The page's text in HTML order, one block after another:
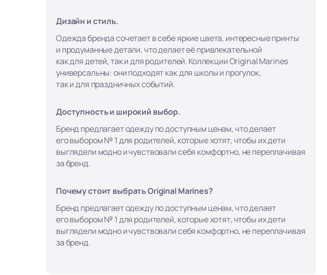
Дизайн и стиль.
Одежда бренда сочетает в себе яркие цвета, интересные принты
и продуманные детали, что делает её привлекательной
как для детей, так и для родителей. Коллекции Original Marines
универсальны: они подходят как для школы и прогулок,
так и для праздничных событий.
Доступность и широкий выбор.
Бренд предлагает одежду по доступным ценам, что делает
его выбором № 1 для родителей, которые хотят, чтобы их дети
выглядели модно и чувствовали себя комфортно, не переплачивая
за бренд.
Почему стоит выбрать Original Marines?
Бренд предлагает одежду по доступным ценам, что делает
его выбором № 1 для родителей, которые хотят, чтобы их дети
выглядели модно и чувствовали себя комфортно, не переплачивая
за бренд.